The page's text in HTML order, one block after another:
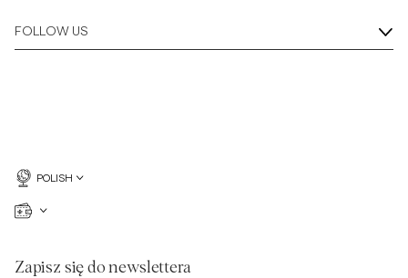
FOLLOW US
POLISH
Zapisz się do newslettera